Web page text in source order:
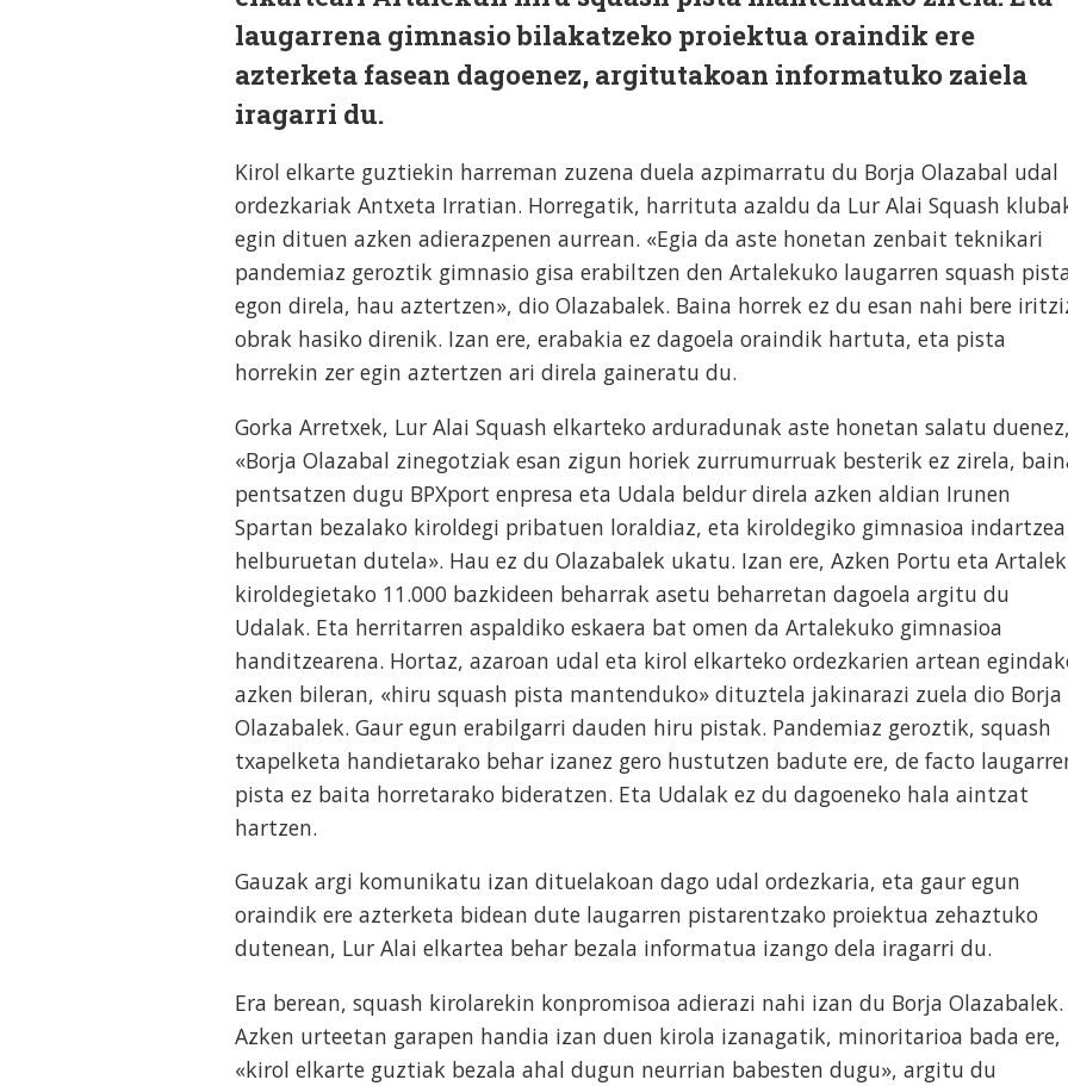
laugarrena gimnasio bilakatzeko proiektua oraindik ere
azterketa fasean dagoenez, argitutakoan informatuko zaiela
iragarri du.
Kirol elkarte guztiekin harreman zuzena duela azpimarratu du Borja Olazabal udal
ordezkariak Antxeta Irratian. Horregatik, harrituta azaldu da Lur Alai Squash
egin dituen azken adierazpenen aurrean. «Egia da aste honetan zenbait teknikari
pandemiaz geroztik gimnasio gisa erabiltzen den Artalekuko laugarren squash
egon direla, hau aztertzen», dio Olazabalek. Baina horrek ez du esan nahi bere
obrak hasiko direnik. Izan ere, erabakia ez dagoela oraindik hartuta, eta pista
horrekin zer egin aztertzen ari direla gaineratu du.
Gorka Arretxek, Lur Alai Squash elkarteko arduradunak aste honetan salatu duenez,
«Borja Olazabal zinegotziak esan zigun horiek zurrumurruak besterik ez zirela,
pentsatzen dugu BPXport enpresa eta Udala beldur direla azken aldian Irunen
Spartan bezalako kiroldegi pribatuen loraldiaz, eta kiroldegiko gimnasioa indartzea
helburuetan dutela». Hau ez du Olazabalek ukatu. Izan ere, Azken Portu eta
kiroldegietako 11.000 bazkideen beharrak asetu beharretan dagoela argitu du
Udalak. Eta herritarren aspaldiko eskaera bat omen da Artalekuko gimnasioa
handitzearena. Hortaz, azaroan udal eta kirol elkarteko ordezkarien artean
azken bileran, «hiru squash pista mantenduko» dituztela jakinarazi zuela dio Borja
Olazabalek. Gaur egun erabilgarri dauden hiru pistak. Pandemiaz geroztik, squash
txapelketa handietarako behar izanez gero hustutzen badute ere, de facto
pista ez baita horretarako bideratzen. Eta Udalak ez du dagoeneko hala aintzat
hartzen.
Gauzak argi komunikatu izan dituelakoan dago udal ordezkaria, eta gaur egun
oraindik ere azterketa bidean dute laugarren pistarentzako proiektua zehaztuko
dutenean, Lur Alai elkartea behar bezala informatua izango dela iragarri du.
Era berean, squash kirolarekin konpromisoa adierazi nahi izan du Borja Olazabalek.
Azken urteetan garapen handia izan duen kirola izanagatik, minoritarioa bada ere,
«kirol elkarte guztiak bezala ahal dugun neurrian babesten dugu», argitu du